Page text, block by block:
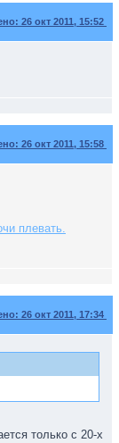
26 окт 2011, 15:52
26 окт 2011, 15:58
плевать.
26 окт 2011, 17:34
только с 20-х